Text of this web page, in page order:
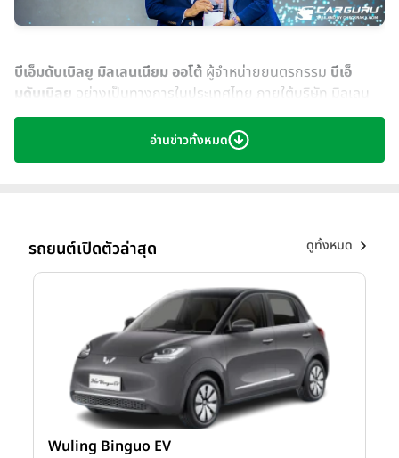
บีเอ็มดับเบิลยู มิลเลนเนียม ออโต้ ผู้จำหน่ายยนตรกรรม บีเอ็
มดับเบิลยู อย่างเป็นทางการในประเทศไทย ภายใต้บริษัท มิลเลน
เนียม กรุ๊ป คอร์ปอเรชั่น (เอเชีย) จำกัด (มหาชน) หรือ MGC-ASIA
คุณศรัณย์ อรรถเวทยวรวุฒิ ผู้อำนวยการฝ่ายขาย บริษัท
มิลเลนเนียม ออโต้ กรุ๊ป จำกัดขึ้นเวทีรับ 3 รางวัลอันทรงเกียรติ
เหล่านี้ เกิดจากพลังของทีมงาน รวมถึงการสนับสนุนจากลูกค้า คู่
ค้า และครอบครัว MGC-ASIA สะท้อนถึงความมุ่งมั่นในการยก
ระดับมาตรฐาน ทั้งด้านยอดขาย ประสบการณ์ลูกค้า และแนวคิด
Retail Experience แห่งอนาคต
อ่านข่าวทั้งหมด
รถยนต์เปิดตัวล่าสุด ดูทั้งหมด
Wuling Binguo EV